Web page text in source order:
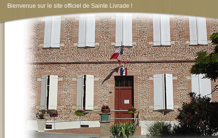
Bienvenue sur le site officiel de Sainte Livrade !